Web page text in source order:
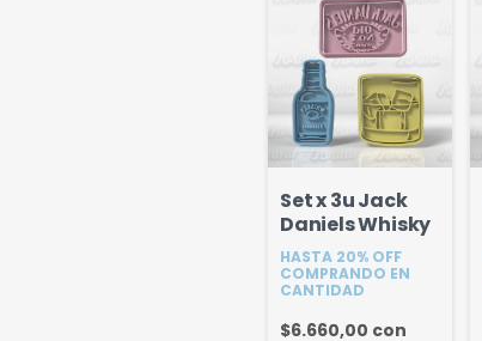
Set x 3u Jack
Daniels Whisky
HASTA 20% OFF
COMPRANDO EN
CANTIDAD
$6.660,00 con